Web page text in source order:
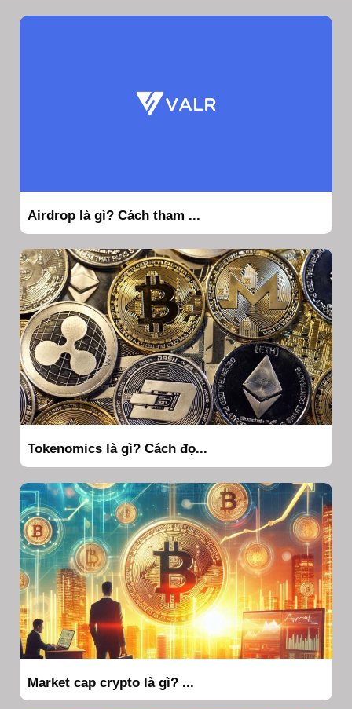
Airdrop là gì? Cách tham ...
Tokenomics là gì? Cách đọ...
Market cap crypto là gì? ...